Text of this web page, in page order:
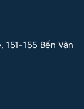
151-155 Bến Vân